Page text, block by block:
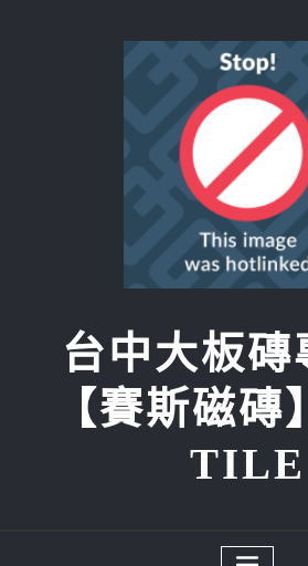
台中大板磚
【賽斯磁磚
TILE